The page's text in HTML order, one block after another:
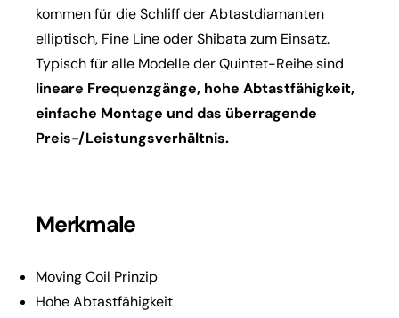
kommen für die Schliff der Abtastdiamanten
elliptisch, Fine Line oder Shibata zum Einsatz.
Typisch für alle Modelle der Quintet-Reihe sind
lineare Frequenzgänge, hohe Abtastfähigkeit,
einfache Montage und das überragende
Preis-/Leistungsverhältnis.
Merkmale
Moving Coil Prinzip
Hohe Abtastfähigkeit